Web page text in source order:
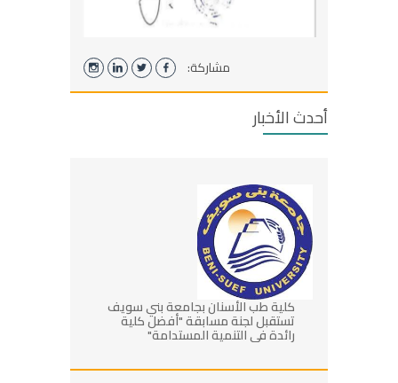
مشاركة:
أحدث الأخبار
كلية طب الأسنان بجامعة بني سويف
تستقبل لجنة مسابقة "أفضل كلية
رائدة في التنمية المستدامة"